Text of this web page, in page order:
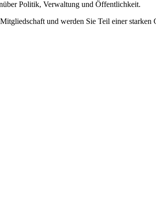
Politik, Verwaltung und Öffentlichkeit.
und werden Sie Teil einer starken